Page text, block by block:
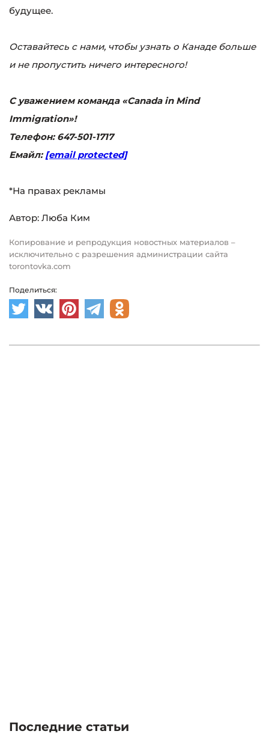
будущее.
Оставайтесь с нами, чтобы узнать о Канаде больше
и не пропустить ничего интересного!
С уважением команда «Canada in Mind
Immigration»!
Телефон: 647-501-1717
Емайл: [email protected]
*На правах рекламы
Автор: Люба Ким
Копирование и репродукция новостных материалов –
исключительно с разрешения администрации сайта
torontovka.com
Поделиться:
Последние статьи